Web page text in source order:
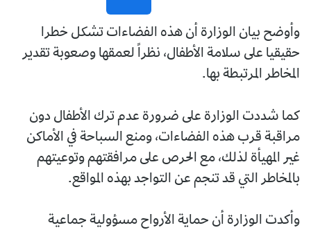
وأوضح بيان الوزارة أن هذه الفضاءات تشكل خطرا
حقيقيا على سلامة الأطفال، نظراً لعمقها وصعوبة تقدير
المخاطر المرتبطة بها.
كما شددت الوزارة على ضرورة عدم ترك الأطفال دون
مراقبة قرب هذه الفضاءات، ومنع السباحة في الأماكن
غير المهيأة لذلك، مع الحرص على مرافقتهم وتوعيتهم
بالمخاطر التي قد تنجم عن التواجد بهذه المواقع.
وأكدت الوزارة أن حماية الأرواح مسؤولية جماعية